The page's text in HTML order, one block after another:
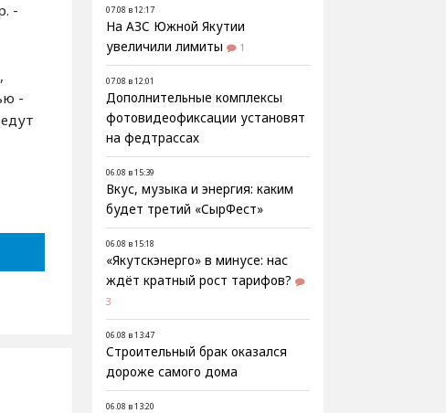
-
-
07.08 в 12:17
На АЗС Южной Якутии
увеличили лимиты
1
07.08 в 12:01
Дополнительные комплексы
фотовидеофиксации установят
на федтрассах
06.08 в 15:39
Вкус, музыка и энергия: каким
будет третий «СырФест»
06.08 в 15:18
«Якутскэнерго» в минусе: нас
ждёт кратный рост тарифов?
3
06.08 в 13:47
Строительный брак оказался
дороже самого дома
06.08 в 13:20